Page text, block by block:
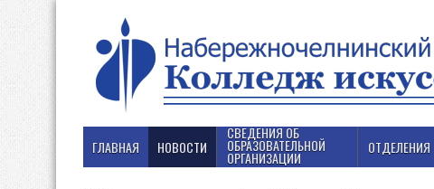
ГЛАВНАЯ НОВОСТИ
СВЕДЕНИЯ ОБ
ОБРАЗОВАТЕЛЬНОЙ
ОРГАНИЗАЦИИ
ОТДЕЛЕНИЯ